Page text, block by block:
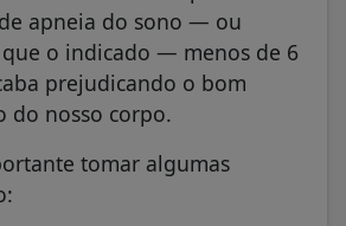
apneia do sono — ou
o indicado — menos de 6
prejudicando o bom
do nosso corpo.
tomar algumas